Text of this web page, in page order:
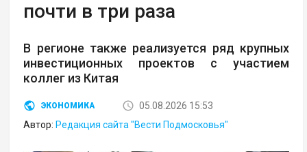
почти в три раза
В регионе также реализуется ряд крупных
инвестиционных проектов с участием
коллег из Китая
ЭКОНОМИКА
05.08.2026 15:53
Автор: Редакция сайта "Вести Подмосковья"